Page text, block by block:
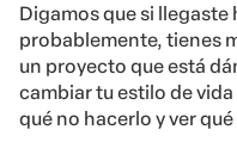
Digamos que si llegaste
probablemente, tienes
un proyecto que está
cambiar tu estilo de
qué no hacerlo y ver qué